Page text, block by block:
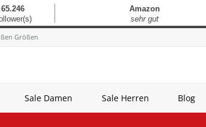
Größen
Sale Damen Sale Herren Blog